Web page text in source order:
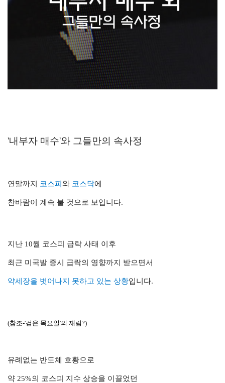
'내부자 매수'와 그들만의 속사정
연말까지 코스피 와 코스닥에
찬바람이 계속 불 것으로 보입니다.
지난 10월 코스피 급락 사태 이후
최근 미국발 증시 급락의 영향까지 받으면서
약세장을 벗어나지 못하고 있는 상황입니다.
(참조-'검은 목요일'의 재림?)
유례없는 반도체 호황으로
약 25%의 코스피 지수 상승을 이끌었던